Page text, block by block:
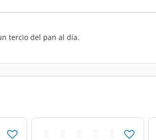
tercio del pan al día.